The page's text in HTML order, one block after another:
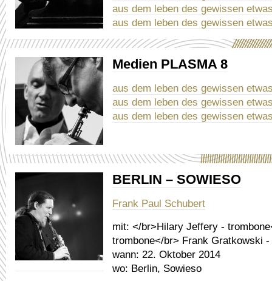
aus dem leben des gewissen
aus dem leben des gewissen
Medien PLASMA 8
aus dem leben des gewissen
aus dem leben des gewissen
aus dem leben des gewissen
BERLIN – SOWIESO
Frank Paul Schubert
mit: </br>Hilary Jeffery -
trombone</br> Frank Gratkowski
wann: 22. Oktober 2014
wo: Berlin, Sowieso